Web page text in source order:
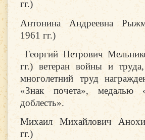
гг.)
Антонина Андреевна
1961 гг.)
Георгий Петрович
гг.) ветеран войны и
многолетний труд
«Знак почета», медалью
доблесть».
Михаил Михайлович
гг.)